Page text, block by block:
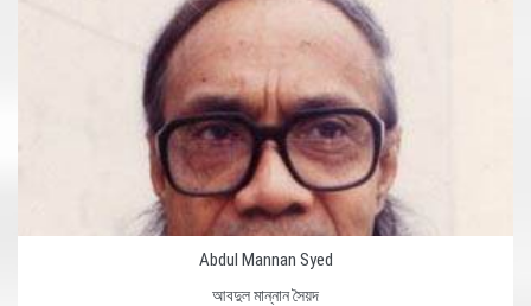
Abdul Mannan Syed
আবদুল মান্নান সৈয়দ